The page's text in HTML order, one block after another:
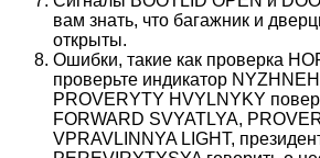
вам знать, что багажник и
открыты.
Ошибки, такие как проверка
проверьте индикатор
PROVERYTY HVYLNYKY
FORWARD SVYATLYA,
VPRAVLINNYA LIGHT,